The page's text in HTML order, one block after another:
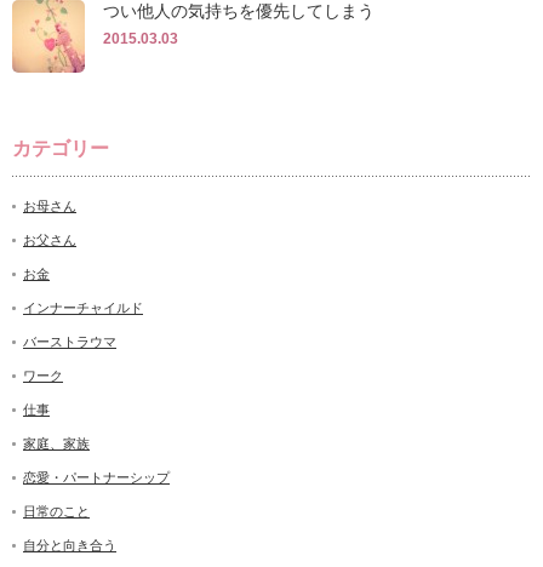
つい他人の気持ちを優先してしまう
2015.03.03
カテゴリー
お母さん
お父さん
お金
インナーチャイルド
バーストラウマ
ワーク
仕事
家庭、家族
恋愛・パートナーシップ
日常のこと
自分と向き合う